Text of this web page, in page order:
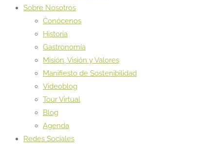
Sobre Nosotros
Conócenos
Historia
Gastronomía
Misión, Visión y Valores
Manifiesto de Sostenibilidad
Videoblog
Tour Virtual
Blog
Agenda
Redes Sociales